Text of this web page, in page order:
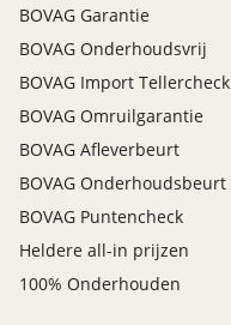
BOVAG Garantie
BOVAG Onderhoudsvrij
BOVAG Import Tellercheck
BOVAG Omruilgarantie
BOVAG Afleverbeurt
BOVAG Onderhoudsbeurt
BOVAG Puntencheck
Heldere all-in prijzen
100% Onderhouden